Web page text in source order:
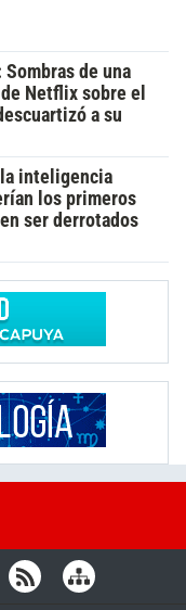
de una
Netflix sobre el
a su
inteligencia
los primeros
ser derrotados